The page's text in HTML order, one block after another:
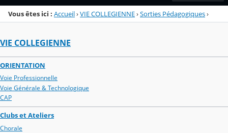
Vous êtes ici : Accueil›VIE COLLEGIENNE›Sorties Pédagogiques›
VIE COLLEGIENNE
ORIENTATION
Voie Professionnelle
Voie Générale & Technologique
CAP
Clubs et Ateliers
Chorale